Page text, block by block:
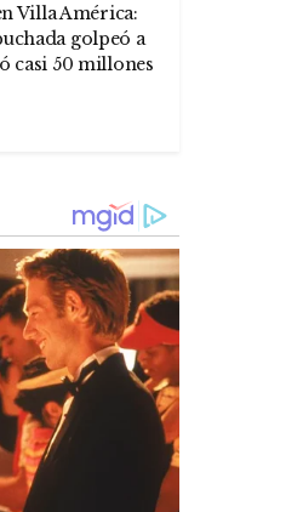
Villa América:
golpeó a
casi 50 millones